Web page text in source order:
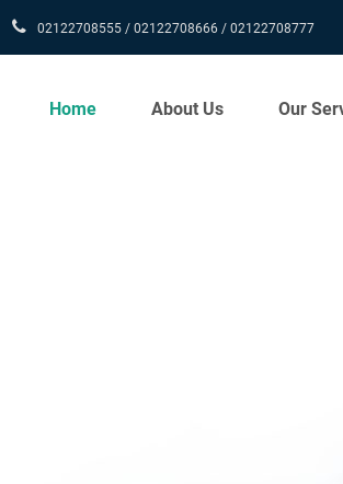
02122708555 / 02122708666 / 02122708777
Home About Us Our